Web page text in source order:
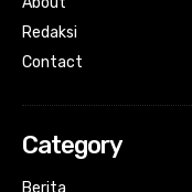
Redaksi
Contact
Category
Berita